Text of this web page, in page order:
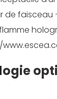
de faisceau